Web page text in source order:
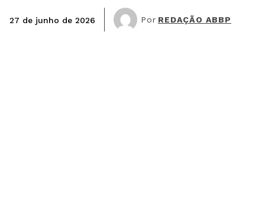
27 de junho de 2026 Por REDAÇÃO ABBP